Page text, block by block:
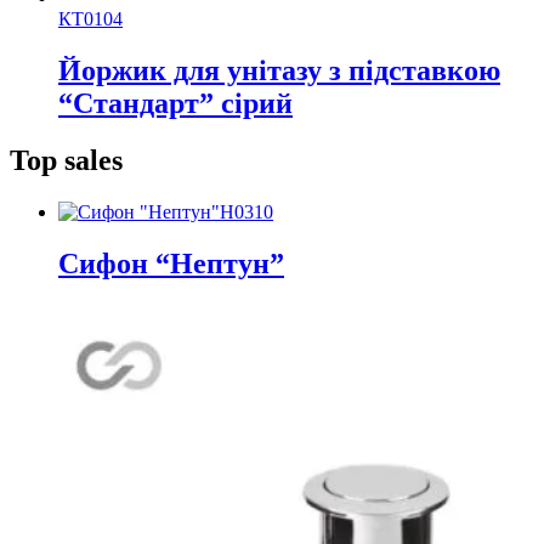
КТ0104
Йоржик для унітазу з підставкою
“Стандарт” сірий
Top sales
Н0310
Сифон “Нептун”